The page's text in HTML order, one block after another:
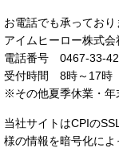
お電話でも承っており
アイムヒーロー株式会
電話番号 0467-33-
受付時間 8時～17
※その他夏季休業・年
当社サイトはCPIの
様の情報を暗号化によ